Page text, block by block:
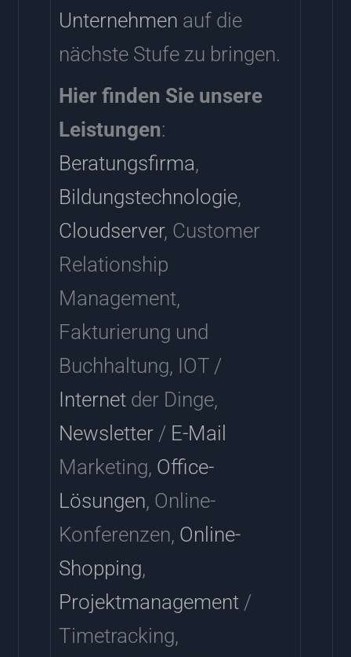
Unternehmen auf die
nächste Stufe zu bringen.
Hier finden Sie unsere
Leistungen:
Beratungsfirma,
Bildungstechnologie,
Cloudserver, Customer
Relationship
Management,
Fakturierung und
Buchhaltung, IOT /
Internetder Dinge,
Newsletter/ E-Mail
Marketing, Office-
Lösungen, Online-
Konferenzen, Online-
Shopping,
Projektmanagement/
Timetracking,